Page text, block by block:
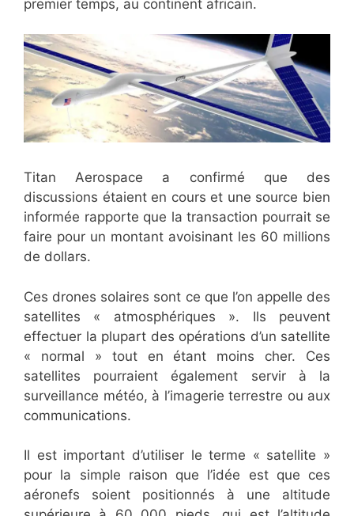
premier temps, au continent africain.
Titan Aerospace a confirmé que des
discussions étaient en cours et une source bien
informée rapporte que la transaction pourrait se
faire pour un montant avoisinant les 60 millions
de dollars.
Ces drones solaires sont ce que l’on appelle des
satellites « atmosphériques ». Ils peuvent
effectuer la plupart des opérations d’un satellite
« normal » tout en étant moins cher. Ces
satellites pourraient également servir à la
surveillance météo, à l’imagerie terrestre ou aux
communications.
Il est important d’utiliser le terme « satellite »
pour la simple raison que l’idée est que ces
aéronefs soient positionnés à une altitude